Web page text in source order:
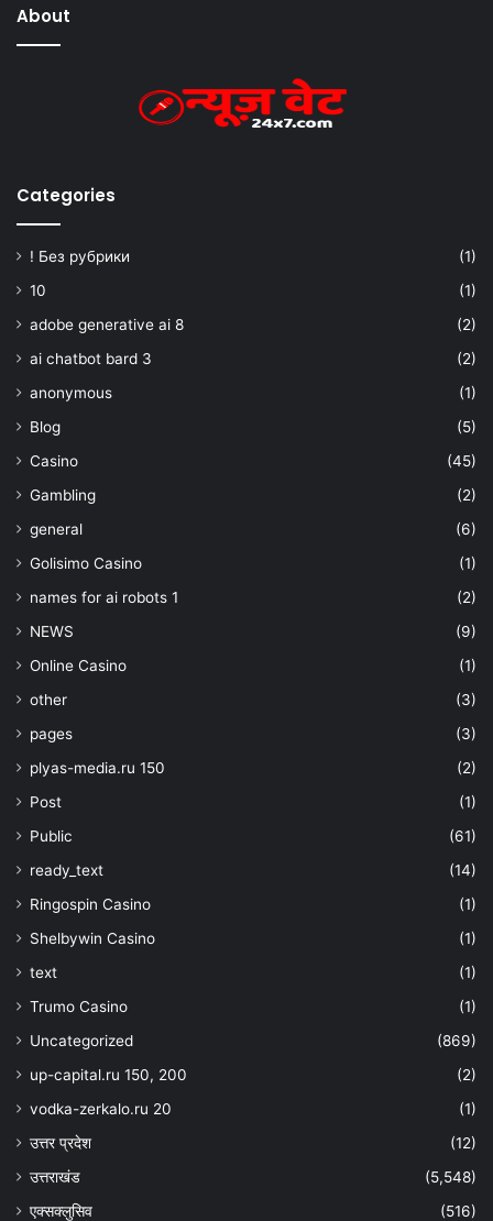
About
Categories
! Без рубрики
(1)
10
(1)
adobe generative ai 8
(2)
ai chatbot bard 3
(2)
anonymous
(1)
Blog
(5)
Casino
(45)
Gambling
(2)
general
(6)
Golisimo Casino
(1)
names for ai robots 1
(2)
NEWS
(9)
Online Casino
(1)
other
(3)
pages
(3)
plyas-media.ru 150
(2)
Post
(1)
Public
(61)
ready_text
(14)
Ringospin Casino
(1)
Shelbywin Casino
(1)
text
(1)
Trumo Casino
(1)
Uncategorized
(869)
up-capital.ru 150, 200
(2)
vodka-zerkalo.ru 20
(1)
उत्तर प्रदेश
(12)
उत्तराखंड
(5,548)
एक्सक्लुसिव
(516)